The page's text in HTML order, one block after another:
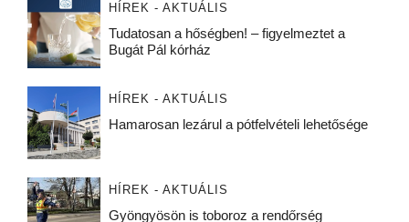
HÍREK - AKTUÁLIS
Tudatosan a hőségben! – figyelmeztet a
Bugát Pál kórház
HÍREK - AKTUÁLIS
Hamarosan lezárul a pótfelvételi lehetősége
HÍREK - AKTUÁLIS
Gyöngyösön is toboroz a rendőrség